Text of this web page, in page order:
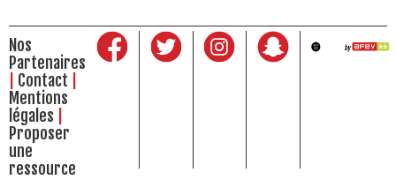
Nos
Partenaires
Contact
Mentions
légales
Proposer
une
ressource